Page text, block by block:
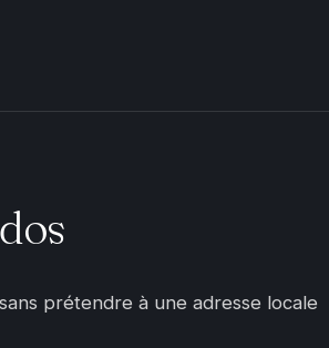
prétendre à une adresse locale